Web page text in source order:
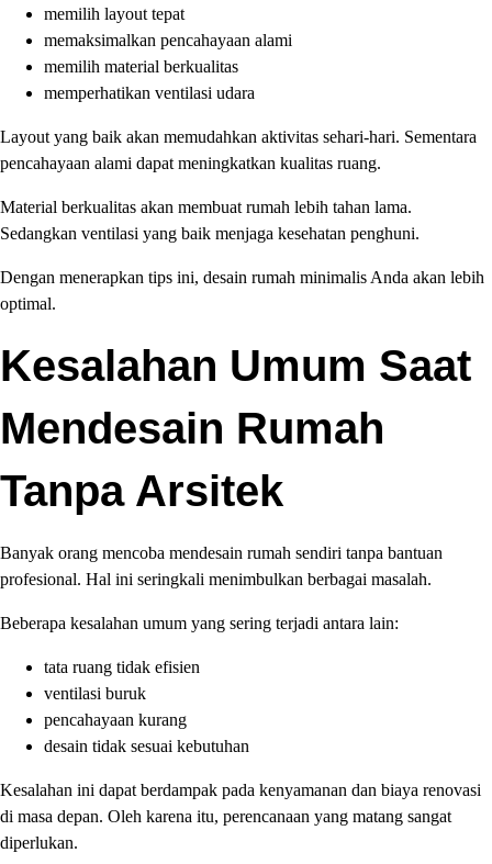
memilih layout tepat
memaksimalkan pencahayaan alami
memilih material berkualitas
memperhatikan ventilasi udara
Layout yang baik akan memudahkan aktivitas sehari-hari. Sementara
pencahayaan alami dapat meningkatkan kualitas ruang.
Material berkualitas akan membuat rumah lebih tahan lama.
Sedangkan ventilasi yang baik menjaga kesehatan penghuni.
Dengan menerapkan tips ini, desain rumah minimalis Anda akan lebih
optimal.
Kesalahan Umum Saat
Mendesain Rumah
Tanpa Arsitek
Banyak orang mencoba mendesain rumah sendiri tanpa bantuan
profesional. Hal ini seringkali menimbulkan berbagai masalah.
Beberapa kesalahan umum yang sering terjadi antara lain:
tata ruang tidak efisien
ventilasi buruk
pencahayaan kurang
desain tidak sesuai kebutuhan
Kesalahan ini dapat berdampak pada kenyamanan dan biaya renovasi
di masa depan. Oleh karena itu, perencanaan yang matang sangat
diperlukan.